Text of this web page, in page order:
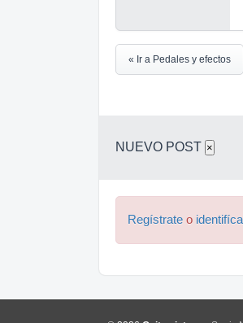
« Ir a Pedales y efectos
NUEVO POST ×
Regístrate o